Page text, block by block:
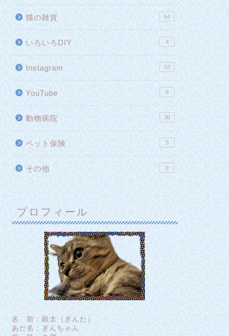
猫の雑貨 54
いろいろDIY 4
Instagram 52
YouTube 9
動物病院 30
ペット保険 3
その他 9
プロフィール
名 前：銀太（ぎんた）
あだ名：ぎんちゃん